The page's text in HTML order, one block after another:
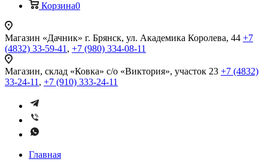
Корзина0
Магазин «Дачник» г. Брянск, ул. Академика Королева, 44 +7
(4832) 33-59-41 , +7 (980) 334-08-11
Магазин, склад «Ковка» с/о «Виктория», участок 23 +7 (4832)
33-24-11 , +7 (910) 333-24-11
Главная